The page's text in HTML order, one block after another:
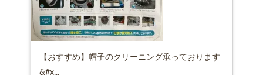
【おすすめ】帽子のクリーニング承っております
&#x...